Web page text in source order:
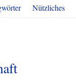
Nützliches